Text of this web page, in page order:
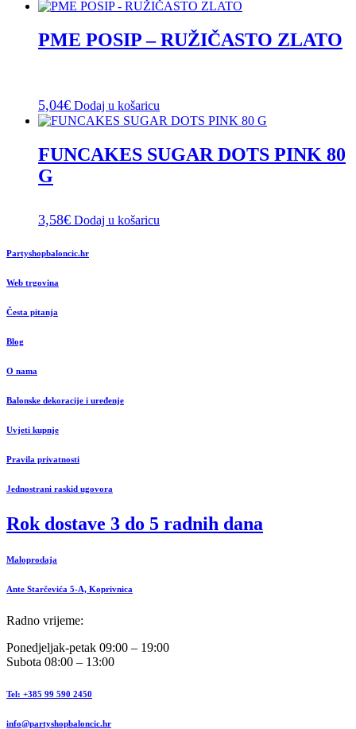
PME POSIP – RUŽIČASTO ZLATO
5,04€ Dodaj u košaricu
FUNCAKES SUGAR DOTS PINK 80
G
3,58€ Dodaj u košaricu
Partyshopbaloncic.hr
Web trgovina
Česta pitanja
Blog
O nama
Balonske dekoracije i uređenje
Uvjeti kupnje
Pravila privatnosti
Jednostrani raskid ugovora
Rok dostave 3 do 5 radnih dana
Maloprodaja
Ante Starčevića 5-A, Koprivnica
Radno vrijeme:
Ponedjeljak-petak 09:00 – 19:00
Subota 08:00 – 13:00
Tel: +385 99 590 2450
info@partyshopbaloncic.hr